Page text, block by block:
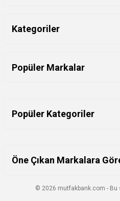
Kategoriler
Popüler Markalar
Popüler Kategoriler
Öne Çıkan Markalara
© 2026 mutfakbank.com - Bu